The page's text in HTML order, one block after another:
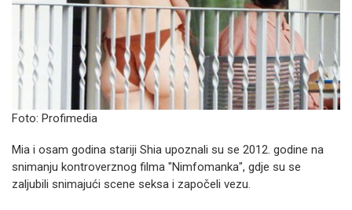
Foto: Profimedia
Mia i osam godina stariji Shia upoznali su se 2012. godine na
snimanju kontroverznog filma "Nimfomanka", gdje su se
zaljubili snimajući scene seksa i započeli vezu.